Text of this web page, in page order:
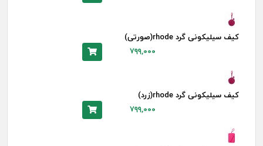
کیف سیلیکونی گرد rhode(صورتی)
۷۹۹,۰۰۰
کیف سیلیکونی گرد rhode(زرد)
۷۹۹,۰۰۰